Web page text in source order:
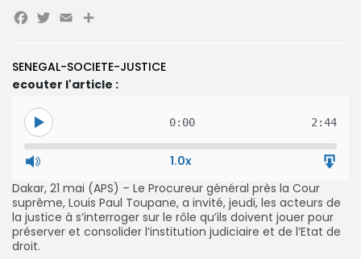
Search
for:
SENEGAL-SOCIETE-JUSTICE
ecouter l'article :
0:00 2:44
1.0x
Dakar, 21 mai (APS) – Le Procureur général près la Cour
suprême, Louis Paul Toupane, a invité, jeudi, les acteurs de
la justice à s’interroger sur le rôle qu’ils doivent jouer pour
préserver et consolider l’institution judiciaire et de l’Etat de
droit.
Facebook
Twitter
EmailPartager